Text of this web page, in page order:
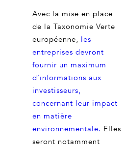
Avec la mise en place
de la Taxonomie Verte
européenne, les
entreprises devront
fournir un maximum
d’informations aux
investisseurs,
concernant leur impact
en matière
environnementale. Elles
seront notamment